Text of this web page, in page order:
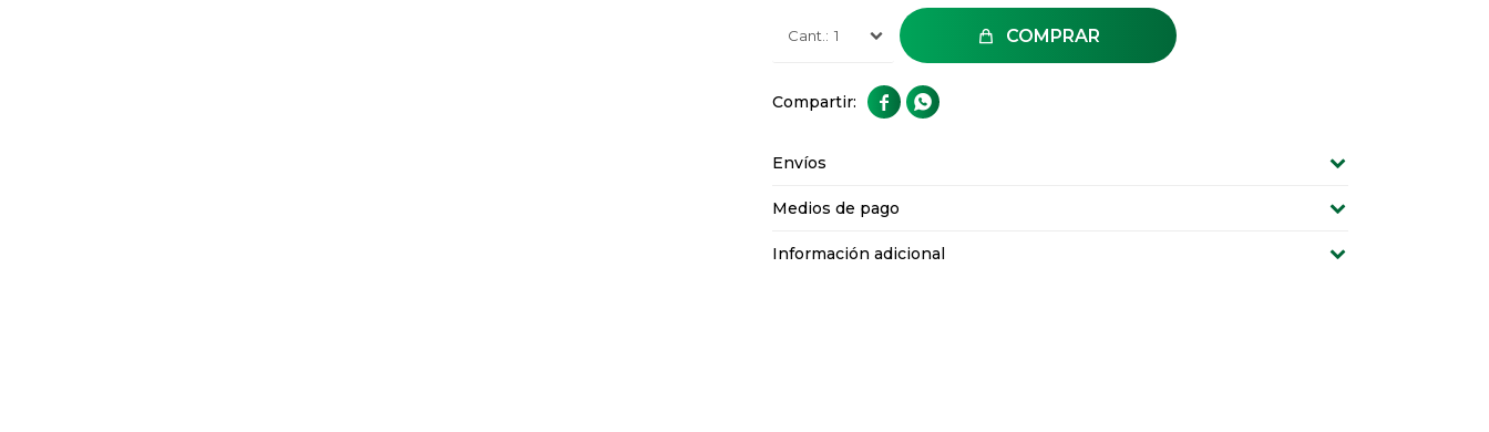
1 COMPRAR
 
Envíos
Medios de pago
Información adicional